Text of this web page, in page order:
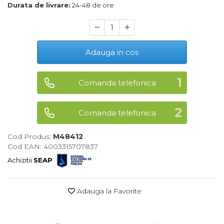
Rafturi
Baterii & Acumulatori
Baterii AAA
Baterii AA
Corpuri de Iluminat
Durata de livrare: 24-48 de ore
Adauga in cos
Comanda telefonica
Comanda telefonica
Cod Produs: M48412
Cod EAN: 4003315707837
Achizitii SEAP
Adauga la Favorite